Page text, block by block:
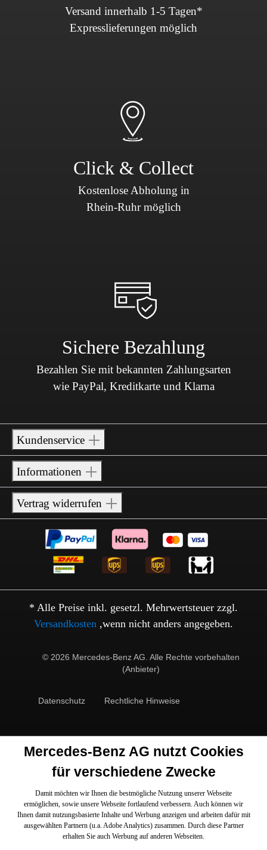
Versand innerhalb 1-5 Tagen*
Expresslieferungen möglich
Click & Collect
Kostenlose Abholung in
Rhein-Ruhr möglich
Sichere Bezahlung
Bezahlen Sie mit bekannten Zahlungsarten
wie PayPal, Kreditkarte und Klarna
Kundenservice
Informationen
Vertrag widerrufen
* Alle Preise inkl. gesetzl. Mehrwertsteuer zzgl.
Versandkosten ,wenn nicht anders angegeben.
© 2026 Mercedes-Benz AG. Alle Rechte vorbehalten
(Anbieter)
Datenschutz Rechtliche Hinweise
Mercedes-Benz AG nutzt Cookies
für verschiedene Zwecke
Damit möchten wir Ihnen die bestmögliche Nutzung unserer Webseite
ermöglichen, sowie unsere Webseite fortlaufend verbessern. Auch können wir
Ihnen damit nutzungsbasierte Inhalte und Werbung anzeigen und arbeiten dafür mit
ausgewählten Partnern (u.a. Adobe Analytics) zusammen. Durch diese Partner
erhalten Sie auch Werbung auf anderen Webseiten.